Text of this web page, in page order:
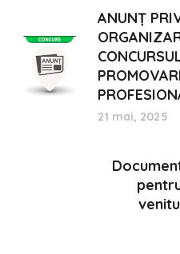
ANUNȚ
21 mai, 2025